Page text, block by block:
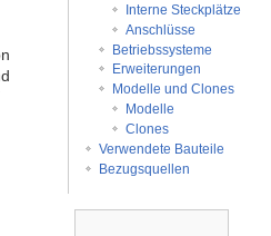
Interne Steckplätze
Anschlüsse
Betriebssysteme
Erweiterungen
Modelle und Clones
Modelle
Clones
Verwendete Bauteile
Bezugsquellen